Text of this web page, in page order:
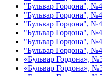
"Бульвар Гордона",
"Бульвар Гордона",
"Бульвар Гордона",
"Бульвар Гордона",
"Бульвар Гордона",
"Бульвар Гордона",
«Бульвар Гордона»,
«Бульвар Гордона»,